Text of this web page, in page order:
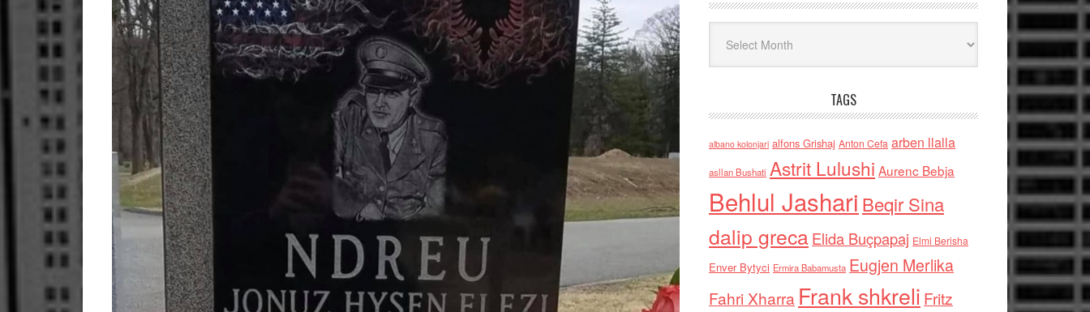
TAGS
albano kolonjari alfons Grishaj Anton Cefa arben llalla
asllan Bushati Astrit Lulushi Aurenc Bebja
Behlul Jashari Beqir Sina
dalip grecaElida Buçpapaj Elmi Berisha
Enver Bytyci Ermira Babamusta Eugjen Merlika
Fahri Xharra Frank shkreli Fritz